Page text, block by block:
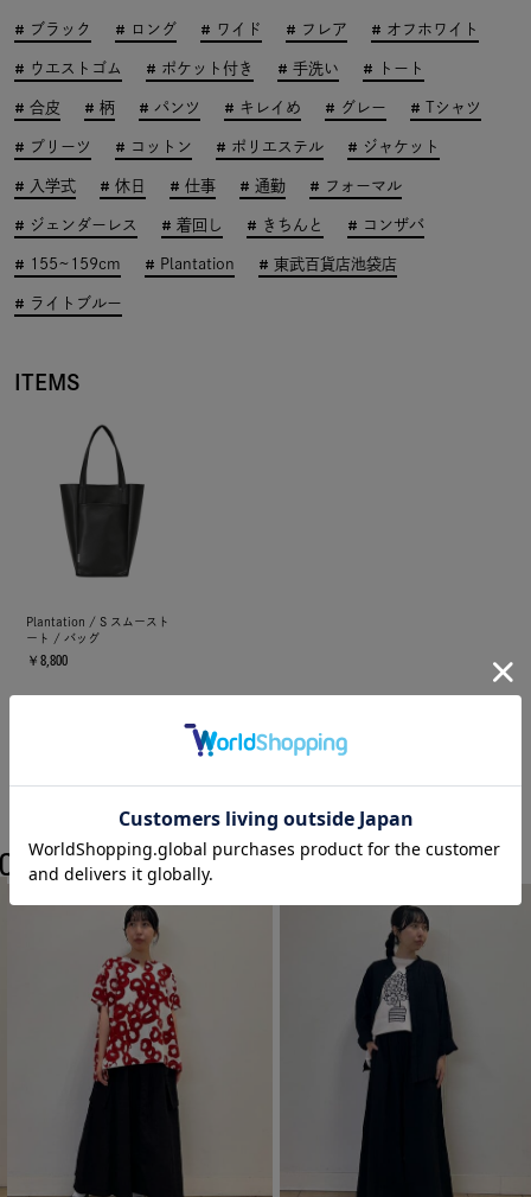
ブラック ロング ワイド フレア オフホワイト
ウエストゴム ポケット付き 手洗い トート
合皮 柄 パンツ キレイめ グレー Tシャツ
プリーツ コットン ポリエステル ジャケット
入学式 休日 仕事 通勤 フォーマル
ジェンダーレス 着回し きちんと コンザバ
155~159cm Plantation 東武百貨店池袋店
ライトブルー
ITEMS
Plantation / S スムースト
ート / バッグ
￥8,800
Plantationのスタッフコーディネート